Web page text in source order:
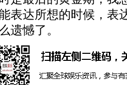
表达所想的时候，表
遗憾了。